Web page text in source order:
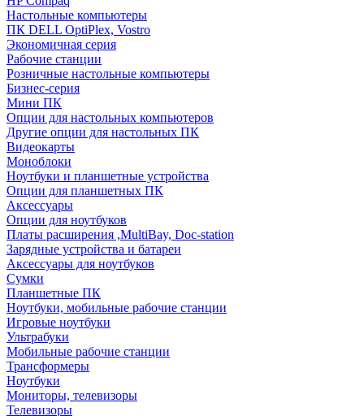
Настольные компьютеры
ПК DELL OptiPlex, Vostro
Экономичная серия
Рабочие станции
Розничные настольные компьютеры
Бизнес-серия
Мини ПК
Опции для настольных компьютеров
Другие опции для настольных ПК
Видеокарты
Моноблоки
Ноутбуки и планшетные устройства
Опции для планшетных ПК
Аксессуары
Опции для ноутбуков
Платы расширения ,MultiBay, Doc-station
Зарядные устройства и батареи
Аксессуары для ноутбуков
Сумки
Планшетные ПК
Ноутбуки, мобильные рабочие станции
Игровые ноутбуки
Ультрабуки
Мобильные рабочие станции
Трансформеры
Ноутбуки
Мониторы, телевизоры
Телевизоры